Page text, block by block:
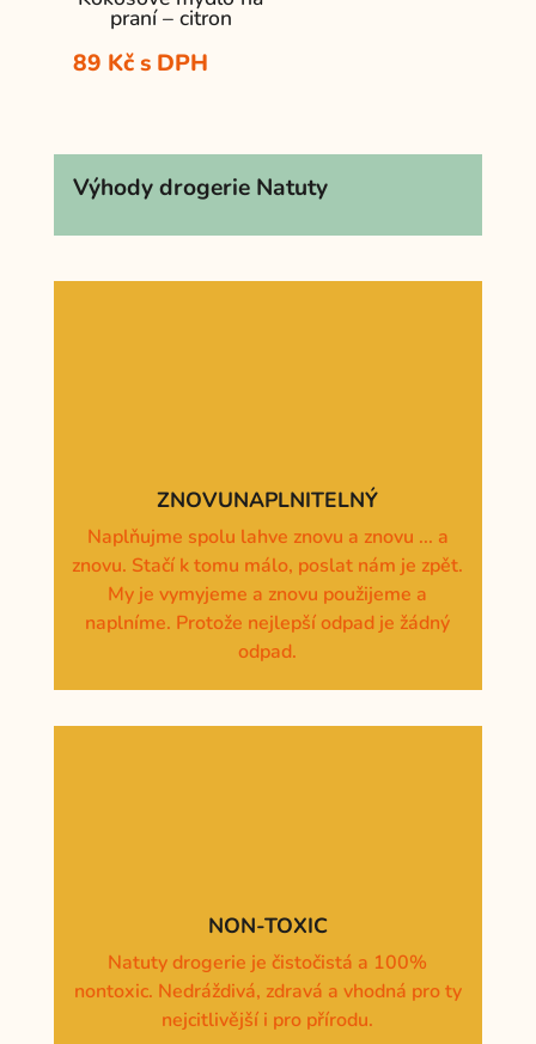
praní – citron
89 Kč s DPH
Výhody drogerie Natuty
ZNOVUNAPLNITELNÝ
Naplňujme spolu lahve znovu a znovu ... a
znovu. Stačí k tomu málo, poslat nám je zpět.
My je vymyjeme a znovu použijeme a
naplníme. Protože nejlepší odpad je žádný
odpad.
NON-TOXIC
Natuty drogerie je čistočistá a 100%
nontoxic. Nedráždivá, zdravá a vhodná pro ty
nejcitlivější i pro přírodu.